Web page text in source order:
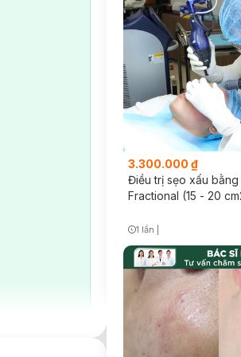
tình trạng da
3.300.000 ₫
Điều trị sẹo xấu bằng
Fractional (15 - 20
Timer Gray Icon
1 lần